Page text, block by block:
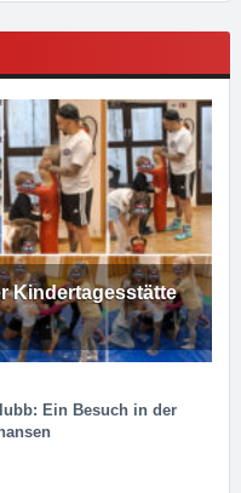
Kindertagesstätte
Ein Besuch in der